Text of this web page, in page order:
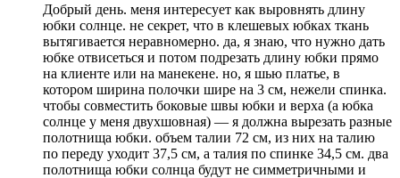
Добрый день. меня интересует как выровнять длину
юбки солнце. не секрет, что в клешевых юбках ткань
вытягивается неравномерно. да, я знаю, что нужно дать
юбке отвисеться и потом подрезать длину юбки прямо
на клиенте или на манекене. но, я шью платье, в
котором ширина полочки шире на 3 см, нежели спинка.
чтобы совместить боковые швы юбки и верха (а юбка
солнце у меня двухшовная) — я должна вырезать разные
полотнища юбки. объем талии 72 см, из них на талию
по переду уходит 37,5 см, а талия по спинке 34,5 см. два
полотнища юбки солнца будут не симметричными и